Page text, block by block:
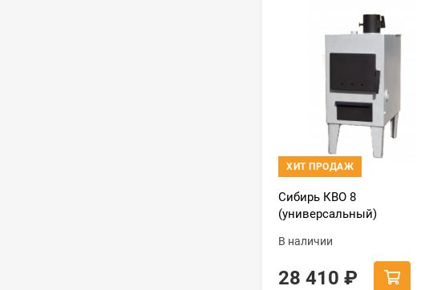
ХИТ ПРОДАЖ
Сибирь КВО 8
(универсальный)
В наличии
28 410 ₽